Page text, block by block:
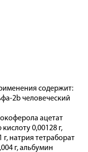
содержит:
2b человеческий
ацетат
0,00128 г,
натрия тетраборат
г, альбумин